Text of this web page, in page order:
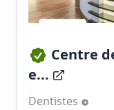
Centre
e...
Dentistes